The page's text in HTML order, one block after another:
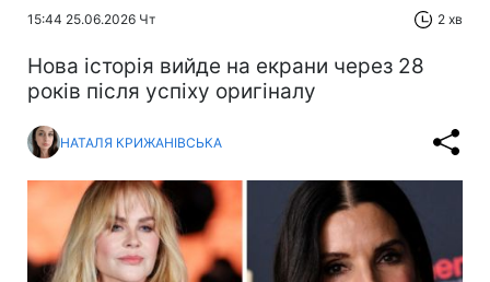
15:44 25.06.2026 Чт 2 хв
Нова історія вийде на екрани через 28
років після успіху оригіналу
НАТАЛЯ КРИЖАНІВСЬКА